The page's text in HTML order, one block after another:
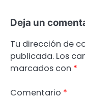
Deja un
Tu dirección de
publicada. Los
marcados con *
Comentario *